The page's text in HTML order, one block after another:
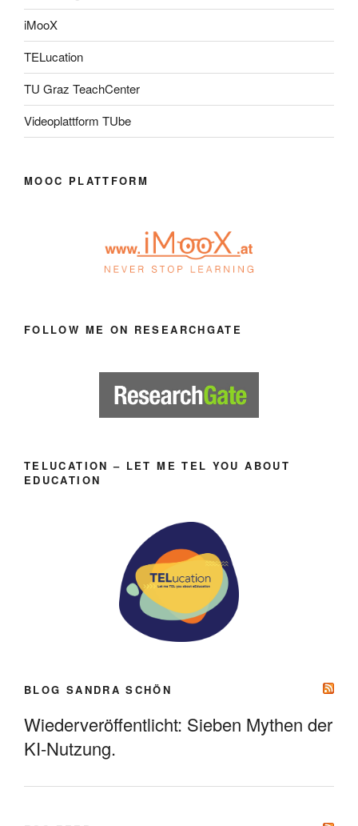
iMooX
TELucation
TU Graz TeachCenter
Videoplattform TUbe
MOOC PLATTFORM
FOLLOW ME ON RESEARCHGATE
TELUCATION – LET ME TEL YOU ABOUT
EDUCATION
BLOG SANDRA SCHÖN
Wiederveröffentlicht: Sieben Mythen der
KI-Nutzung.